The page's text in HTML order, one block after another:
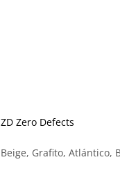
ZD Zero Defects
Beige, Grafito, Atlántico,